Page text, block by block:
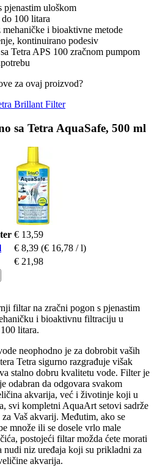
pjenastim uloškom
100 litara
i bioaktivne metode
kontinuirano podesiv
Tetra APS 100 zračnom pumpom
za ovaj proizvod?
Brillant Filter
sa Tetra AquaSafe, 500 ml
€ 13,59
€ 8,39 (€ 16,78 / l)
€ 21,98
filtar na zračni pogon s pjenastim
i bioaktivnu filtraciju u
litara.
neophodno je za dobrobit vaših
Tetra sigurno razgrađuje višak
stalno dobru kvalitetu vode. Filter je
odabran da odgovara svakom
akvarija, već i životinje koji u
svi kompletni AquaArt setovi sadrže
Vaš akvarij. Međutim, ako se
množe ili se dosele vrlo male
postojeći filtar možda ćete morati
niz uređaja koji su prikladni za
akvarija.